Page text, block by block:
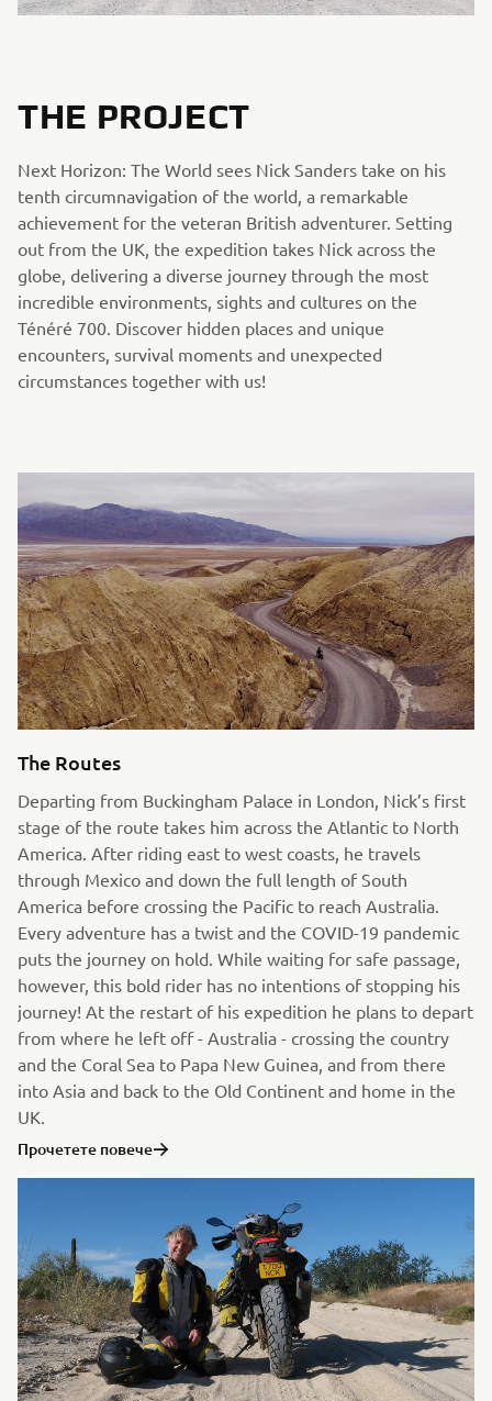
THE PROJECT
Next Horizon: The World sees Nick Sanders take on his
tenth circumnavigation of the world, a remarkable
achievement for the veteran British adventurer. Setting
out from the UK, the expedition takes Nick across the
globe, delivering a diverse journey through the most
incredible environments, sights and cultures on the
Ténéré 700. Discover hidden places and unique
encounters, survival moments and unexpected
circumstances together with us!
The Routes
Departing from Buckingham Palace in London, Nick’s first
stage of the route takes him across the Atlantic to North
America. After riding east to west coasts, he travels
through Mexico and down the full length of South
America before crossing the Pacific to reach Australia.
Every adventure has a twist and the COVID-19 pandemic
puts the journey on hold. While waiting for safe passage,
however, this bold rider has no intentions of stopping his
journey! At the restart of his expedition he plans to depart
from where he left off - Australia - crossing the country
and the Coral Sea to Papa New Guinea, and from there
into Asia and back to the Old Continent and home in the
UK.
Прочетете повече